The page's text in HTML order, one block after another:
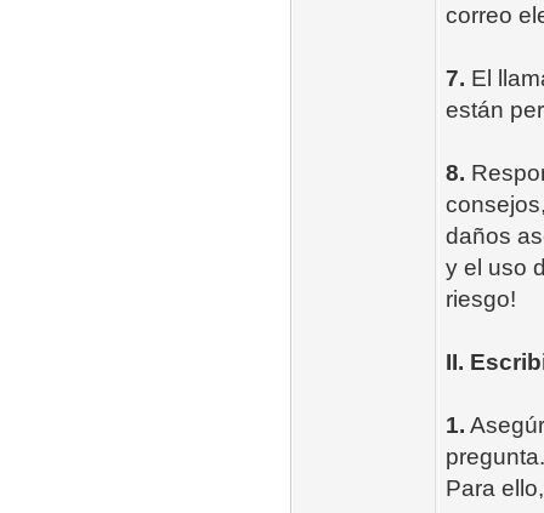
correo
7. El
están
8.
daños
y el uso
riesgo!
II.
1.
pregunta.
Para